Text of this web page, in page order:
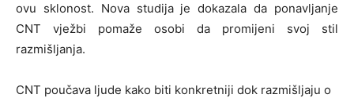
ovu sklonost. Nova studija je dokazala da ponavljanje
CNT vježbi pomaže osobi da promijeni svoj stil
razmišljanja.
CNT poučava ljude kako biti konkretniji dok razmišljaju o